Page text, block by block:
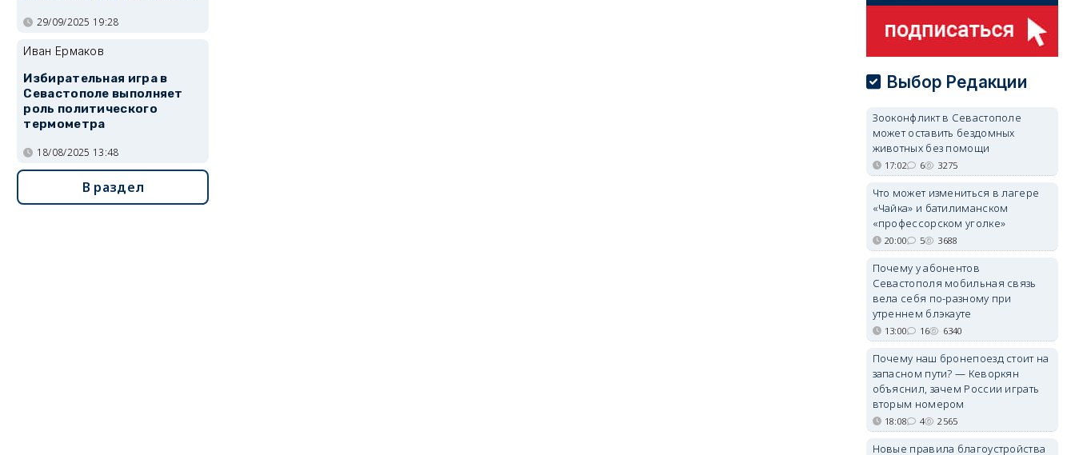
29/09/2025 19:28
Иван Ермаков
Избирательная игра в
Севастополе выполняет
роль политического
термометра
18/08/2025 13:48
В раздел
Выбор Редакции
Зооконфликт в Севастополе
может оставить бездомных
животных без помощи
17:02 6 3275
Что может измениться в лагере
«Чайка» и батилиманском
«профессорском уголке»
20:00 5 3688
Почему у абонентов
Севастополя мобильная связь
вела себя по-разному при
утреннем блэкауте
13:00 16 6340
Почему наш бронепоезд стоит на
запасном пути? — Кеворкян
объяснил, зачем России играть
вторым номером
18:08 4 2565
Новые правила благоустройства